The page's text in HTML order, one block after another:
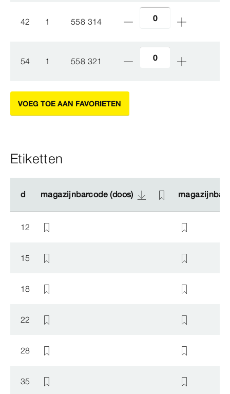
42 1 558 314
54 1 558 321
VOEG TOE AAN FAVORIETEN
Etiketten
d magazijnbarcode (doos)
d magazijnbarcode (doos)
12
15
18
22
28
35